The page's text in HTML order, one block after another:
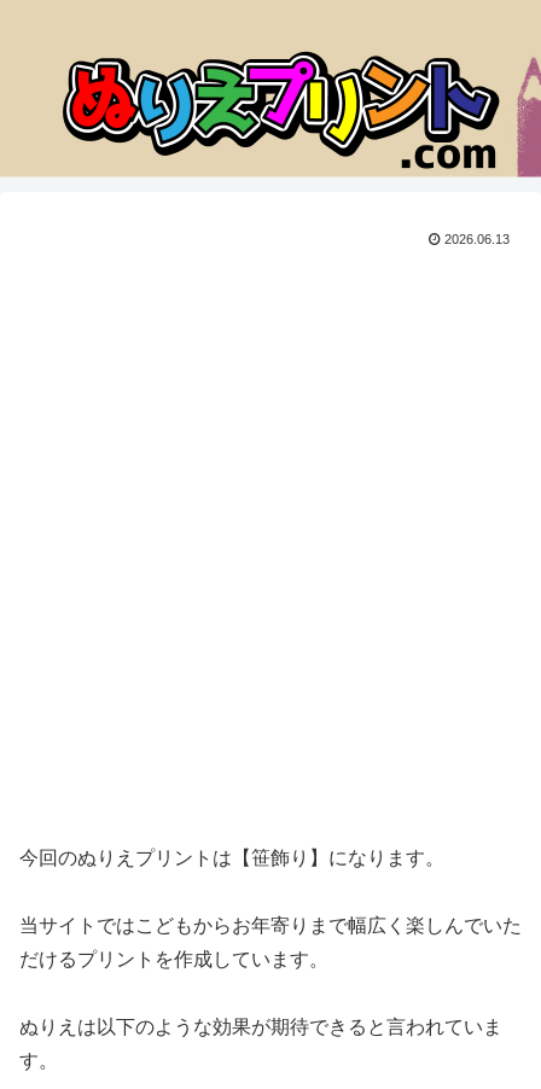
2026.06.13
今回のぬりえプリントは【笹飾り】になります。
当サイトではこどもからお年寄りまで幅広く楽しんでいた
だけるプリントを作成しています。
ぬりえは以下のような効果が期待できると言われていま
す。